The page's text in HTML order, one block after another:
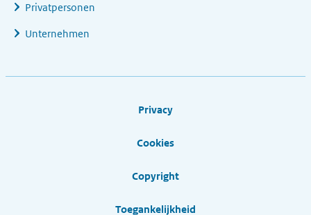
Privatpersonen
Unternehmen
Privacy
Cookies
Copyright
Toegankelijkheid